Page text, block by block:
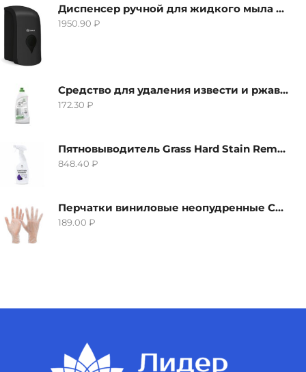
Диспенсер ручной для жидкого мыла Grass IT-0638, черный
1950.90 ₽
Средство для удаления извести и ржавчины Grass Gloss-Gel, 500мл
172.30 ₽
Пятновыводитель Grass Hard Stain Remover, 600мл
848.40 ₽
Перчатки виниловые неопудренные CTP-BS, размер S
189.00 ₽